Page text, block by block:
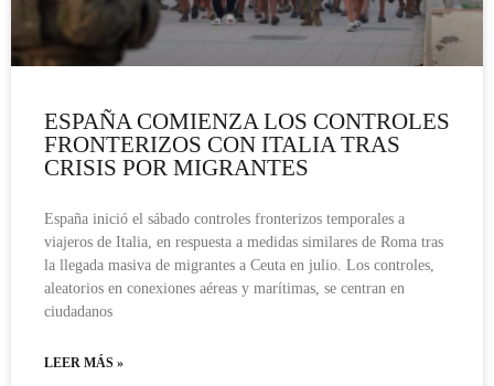
ESPAÑA COMIENZA LOS CONTROLES
FRONTERIZOS CON ITALIA TRAS
CRISIS POR MIGRANTES
España inició el sábado controles fronterizos temporales a
viajeros de Italia, en respuesta a medidas similares de Roma tras
la llegada masiva de migrantes a Ceuta en julio. Los controles,
aleatorios en conexiones aéreas y marítimas, se centran en
ciudadanos
LEER MÁS »